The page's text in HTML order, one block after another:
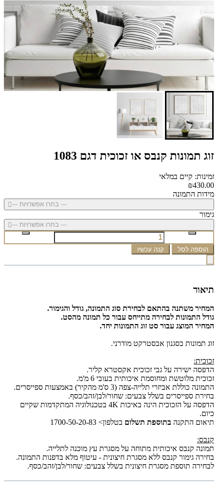
זוג תמונות קנבס או זכוכית דגם 1083
זמינות: קיים במלאי
₪430.00
מידות התמונה
--- בחרו אפשרויות ---
גימור
--- בחרו אפשרויות ---
הוספה לסל קנה עכשיו
תיאור
המחיר משתנה בהתאם לבחירת סוג התמונה, גודל והגימור.
גודל התמונות לבחירה מתייחס עבור כל תמונה מהסט.
המחיר המוצג עבור סט זוג התמונות יחד.
זוג תמונות בסגנון אבסטרקט מודרני.
זכוכית:
הדפסה ישירה על גבי זכוכית אקסטרא קליר.
זכוכית מלוטשת ומחוסמת איכותית בעובי 6 מ'מ.
התמונה כוללת אביזרי תלייה-צפה (3 ס'מ מהקיר) באמצעות ספייסרים.
בחירת ספייסרים בשלל צבעים: שחור/לבן/זהב/כסף.
הדפסה על הזכוכית הינה באיכות 4K בטכנולוגיה המתקדמות שקיים
כיום.
תיאום התקנה בתוספת תשלום בטלפון> 1700-50-20-83
קנבס:
תמונה קנבס איכותית מתוחה על מסגרת עץ מוכנה לתלייה.
בחירה גימור קנבס ללא מסגרת חיצונית - עיטוף מלא בדפנות התמונה.
לבחירה תוספת מסגרת חיצונית בשלל צבעים: שחור/לבן/זהב/כסף.